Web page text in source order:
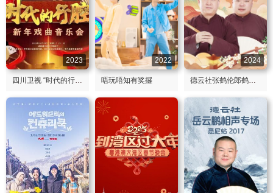
2023
四川卫视 “时代的行腔”四川省2023新年戏曲音乐会
2022
唔玩唔知有奖攞
2024
德云社张鹤伦郎鹤炎相声专场上海站第二场 2024